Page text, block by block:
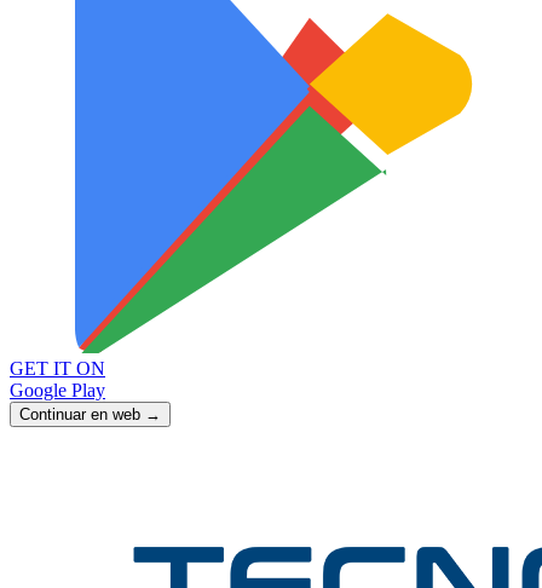
GET IT ON
Google Play
Continuar en web →